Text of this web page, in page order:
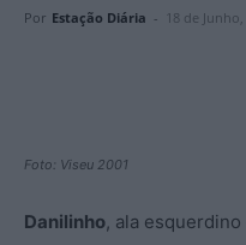
Por Estação Diária - 18 de
Foto: Viseu 2001
Danilinho, ala